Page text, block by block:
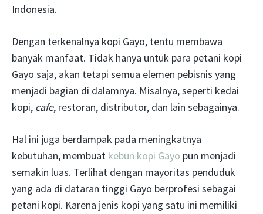
Indonesia.
Dengan terkenalnya kopi Gayo, tentu membawa
banyak manfaat. Tidak hanya untuk para petani kopi
Gayo saja, akan tetapi semua elemen pebisnis yang
menjadi bagian di dalamnya. Misalnya, seperti kedai
kopi, cafe, restoran, distributor, dan lain sebagainya.
Hal ini juga berdampak pada meningkatnya
kebutuhan, membuat kebun kopi Gayo pun menjadi
semakin luas. Terlihat dengan mayoritas penduduk
yang ada di dataran tinggi Gayo berprofesi sebagai
petani kopi. Karena jenis kopi yang satu ini memiliki